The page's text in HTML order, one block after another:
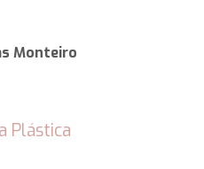
Monteiro
Plástica